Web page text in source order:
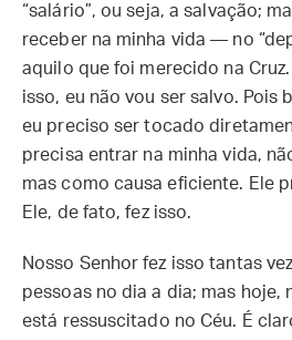
“salário”, ou seja, a salvação;
receber na minha vida — no
aquilo que foi merecido na
isso, eu não vou ser salvo. Pois
eu preciso ser tocado
precisa entrar na minha vida,
mas como causa eficiente. Ele
Ele, de fato, fez isso.
Nosso Senhor fez isso tantas
pessoas no dia a dia; mas hoje,
está ressuscitado no Céu. É